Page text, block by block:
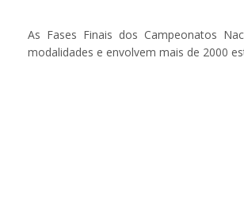
As Fases Finais dos Campeonatos
modalidades e envolvem mais de 2000